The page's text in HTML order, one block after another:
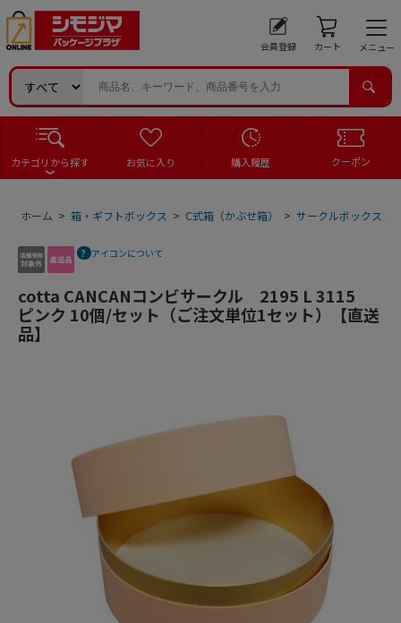
会員登録 カート メニュー
カテゴリから探す お気に入り 購入履歴 クーポン
ホーム > 箱・ギフトボックス > C式箱（かぶせ箱） > サークルボックス
アイコンについて
cotta CANCANコンビサークル 2195 L 3115
ピンク 10個/セット（ご注文単位1セット）【直送
品】